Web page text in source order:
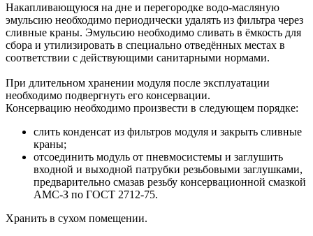
Накапливающуюся на дне и перегородке водо-масляную
эмульсию необходимо периодически удалять из фильтра через
сливные краны. Эмульсию необходимо сливать в ёмкость для
сбора и утилизировать в специально отведённых местах в
соответствии с действующими санитарными нормами.
При длительном хранении модуля после эксплуатации
необходимо подвергнуть его консервации.
Консервацию необходимо произвести в следующем порядке:
слить конденсат из фильтров модуля и закрыть сливные
краны;
отсоединить модуль от пневмосистемы и заглушить
входной и выходной патрубки резьбовыми заглушками,
предварительно смазав резьбу консервационной смазкой
АМС-З по ГОСТ 2712-75.
Хранить в сухом помещении.